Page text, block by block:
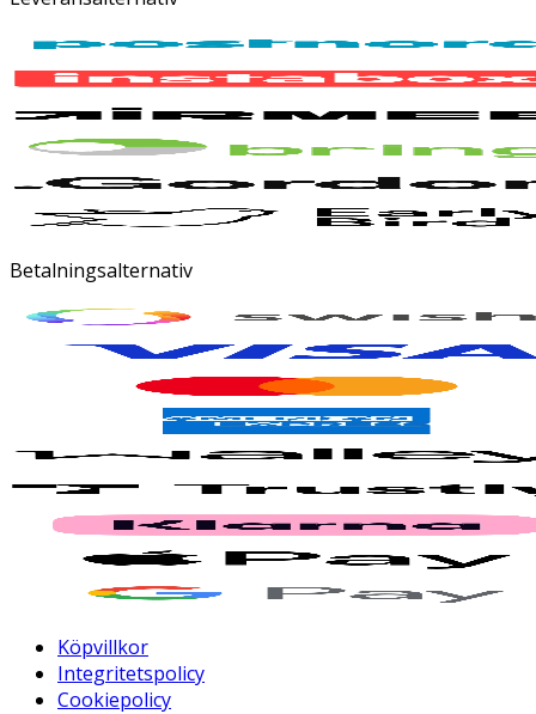
Betalningsalternativ
Köpvillkor
Integritetspolicy
Cookiepolicy